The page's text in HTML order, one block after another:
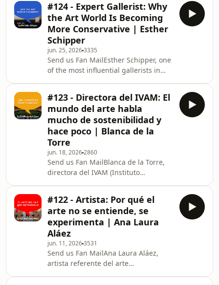
Bienal de Venecia, tenía una
retrospectiva en el Reina Sofía y
acababa de ganar el Premio Nacional
de Artes Plásticas. Entonces
comenzaron las voces, parálisis y un
proceso espiritual que transformó
completamente su vida.En este
episodio de Arte en Diálogo,
conversamo
#124 - Expert Gallerist: Why
the Art World Is Becoming
More Conservative | Esther
Schipper
jun. 25, 20263335
Send us Fan MailEsther Schipper, one
of the most influential gallerists in
market, mega-galleries, risk, and how
to sell artworks that aren&apos;t
objects but ideas.Born in Taiwan,
raised in Paris, and now running
galleries in Berlin, Paris, and Seoul,
Esther Schipper opened her first
gallery in Cologne in 1989 and has
since rep
#123 - Directora del IVAM: El
mundo del arte habla
mucho de sostenibilidad y
hace poco | Blanca de la
Torre
jun. 18, 20262860
Send us Fan MailBlanca de la Torre,
directora del IVAM (Instituto
contemporáneo, curaduría y cómo
llevar la sostenibilidad del discurso a
la práctica en los museos.Doctora en
Historia del Arte, ha sido curadora del
MUSAC, del Artium, comisaria de la
Bienal de Cuenca (Ecuador) y co-
fundadora de la Bienal de Helsinki.
Desde 2025 dirige
#122 - Artista: Por qué el
arte no se entiende, se
experimenta | Ana Laura
Aláez
jun. 11, 20263531
Send us Fan MailAna Laura Aláez,
artista referente del arte